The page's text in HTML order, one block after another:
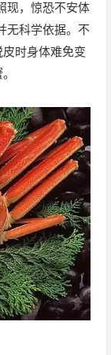
，惊恐不安体
无科学依据。不
时身体难免变